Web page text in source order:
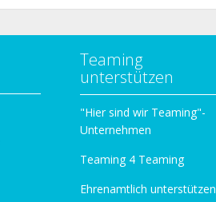
Teaming
unterstützen
"Hier sind wir Teaming"-
Unternehmen
Teaming 4 Teaming
Ehrenamtlich unterstützen